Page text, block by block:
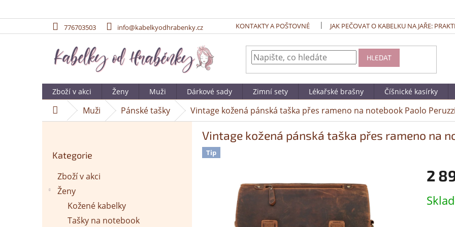
776703503 info@kabelkyodhrabenky.cz KONTAKTY A POŠTOVNÉ JAK PEČOVAT O KABELKU NA JAŘE:
HLEDAT
Zboží v akci Ženy Muži Dárkové sady Zimní sety Lékařské brašny Číšnické kasírky
DomůMuži Pánské tašky Vintage kožená pánská taška přes rameno na notebook Paolo
kategorie
Kategorie
Zboží v akci
Ženy
Kožené kabelky
Tašky na notebook
Vintage kožená pánská taška přes rameno na
Tip
2
cena: